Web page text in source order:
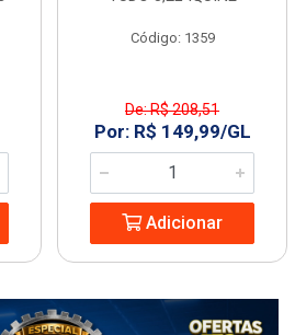
Código: 1359
De: R$ 208,51
Por: R$ 149,99/GL
Adicionar